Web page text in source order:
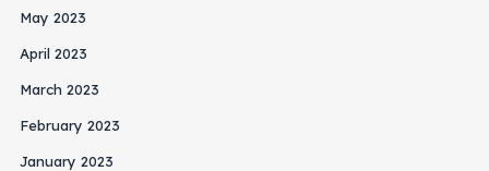
May 2023
April 2023
March 2023
February 2023
January 2023